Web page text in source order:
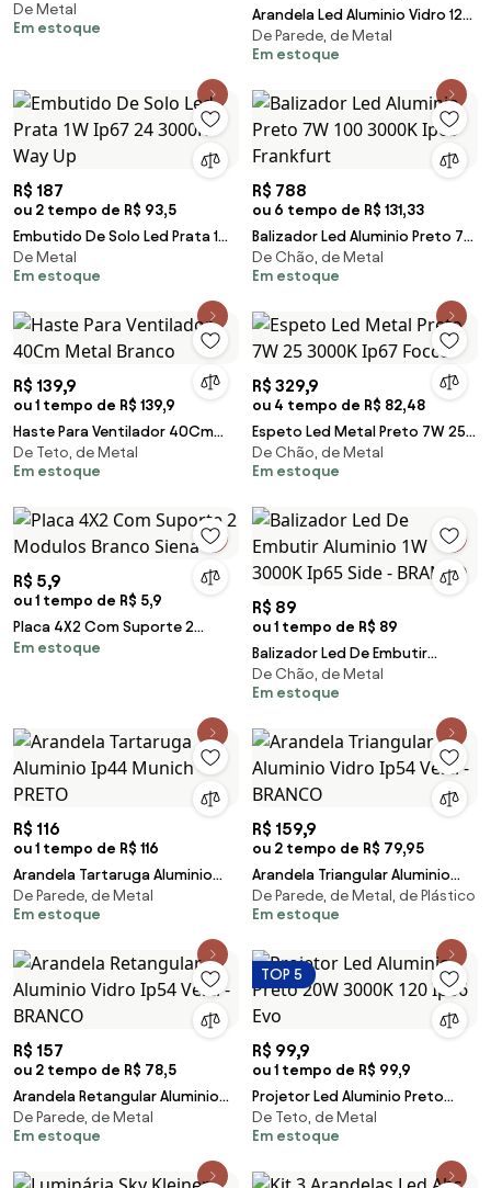
BRANCO
De Metal
Em estoque
Arandela Led Aluminio Vidro 12W
2700K 127V - PRETO
De Parede, de Metal
Em estoque
R$ 187
ou 2 tempo de R$ 93,5
Embutido De Solo Led Prata 1W
Ip67 24 3000K Way Up
De Metal
Em estoque
R$ 788
ou 6 tempo de R$ 131,33
Balizador Led Aluminio Preto 7W
100 3000K Ip65 Frankfurt
De Chão, de Metal
Em estoque
R$ 139,9
ou 1 tempo de R$ 139,9
Haste Para Ventilador 40Cm
Metal Branco
De Teto, de Metal
Em estoque
R$ 329,9
ou 4 tempo de R$ 82,48
Espeto Led Metal Preto 7W 25
3000K Ip67 Focco
De Chão, de Metal
Em estoque
R$ 5,9
ou 1 tempo de R$ 5,9
Placa 4X2 Com Suporte 2
Modulos Branco Siena
Em estoque
R$ 89
ou 1 tempo de R$ 89
Balizador Led De Embutir
Aluminio 1W 3000K Ip65 Side -
BRANCO
De Chão, de Metal
Em estoque
R$ 116
ou 1 tempo de R$ 116
Arandela Tartaruga Aluminio
Ip44 Munich - PRETO
De Parede, de Metal
Em estoque
R$ 159,9
ou 2 tempo de R$ 79,95
Arandela Triangular Aluminio
Vidro Ip54 Verti - BRANCO
De Parede, de Metal, de Plástico
Em estoque
R$ 157
ou 2 tempo de R$ 78,5
Arandela Retangular Aluminio
Vidro Ip54 Verti - BRANCO
De Parede, de Metal
Em estoque
TOP 5
R$ 99,9
ou 1 tempo de R$ 99,9
Projetor Led Aluminio Preto
20W 3000K 120 Ip66 Evo
De Teto, de Metal
Em estoque